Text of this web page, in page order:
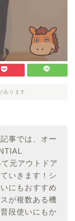
あります
事では、オー
元アウトドア
いきます！シ
にもおすすめ
が複数ある機
段使いにもか